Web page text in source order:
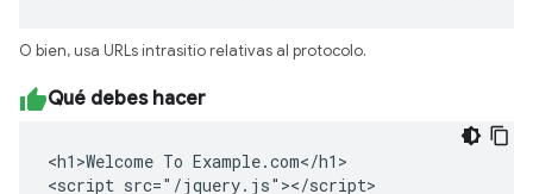
O bien, usa URLs intrasitio relativas al protocolo.
Qué debes hacer
<h1>Welcome To Example.com</h1>
<script src="/jquery.js"></script>